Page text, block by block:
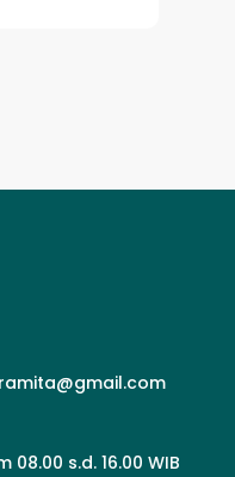
08.00 s.d. 16.00 WIB